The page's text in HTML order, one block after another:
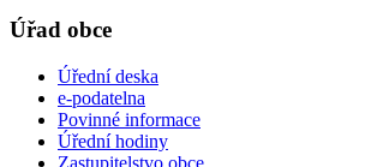
Úřad obce
Úřední deska
e-podatelna
Povinné informace
Úřední hodiny
Zastupitelstvo obce